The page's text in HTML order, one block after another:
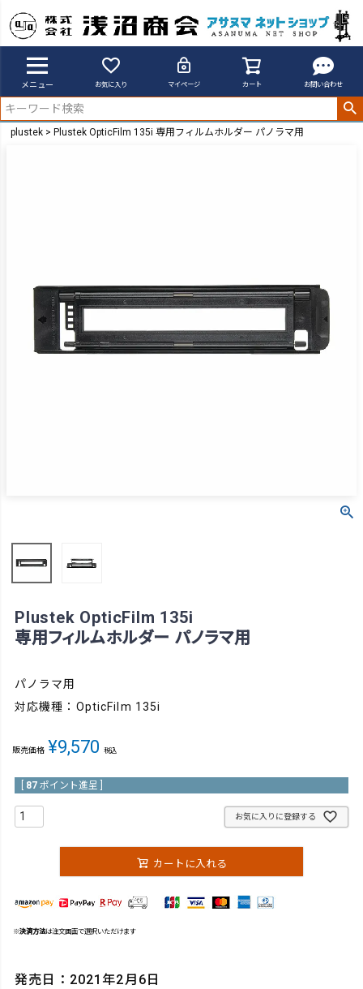
メニュー お気に入り マイページ カート お問い合わせ
plustek Plustek OpticFilm 135i 専用フィルムホルダー パノラマ用
Plustek OpticFilm 135i
専用フィルムホルダー パノラマ用
パノラマ用
対応機種：OpticFilm 135i
販売価格 ¥9,570 税込
87 ポイント進呈 ]
お気に入りに登録する
カートに入れる
※決済方法は注文画面で選択いただけます
発売日：2021年2月6日